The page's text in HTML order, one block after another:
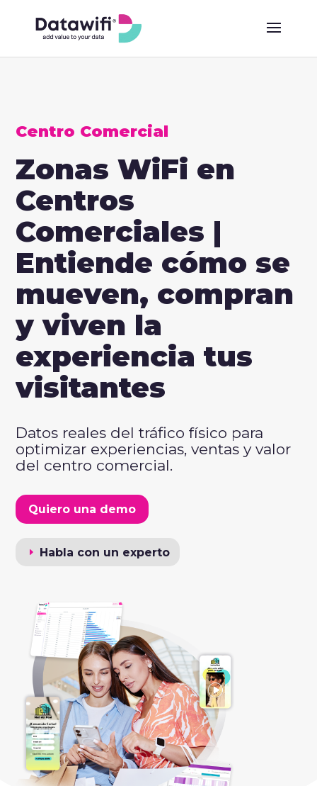
Centro Comercial
Zonas WiFi en
Centros
Comerciales |
Entiende cómo se
mueven, compran
y viven la
experiencia tus
visitantes
Datos reales del tráfico físico para
optimizar experiencias, ventas y valor
del centro comercial.
Quiero una demo
Habla con un experto